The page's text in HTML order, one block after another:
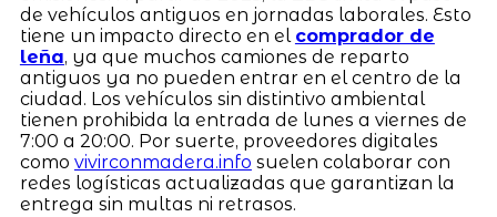
de vehículos antiguos en jornadas laborales. Esto
tiene un impacto directo en el comprador de
leña, ya que muchos camiones de reparto
antiguos ya no pueden entrar en el centro de la
ciudad. Los vehículos sin distintivo ambiental
tienen prohibida la entrada de lunes a viernes de
7:00 a 20:00. Por suerte, proveedores digitales
como vivirconmadera.info suelen colaborar con
redes logísticas actualizadas que garantizan la
entrega sin multas ni retrasos.